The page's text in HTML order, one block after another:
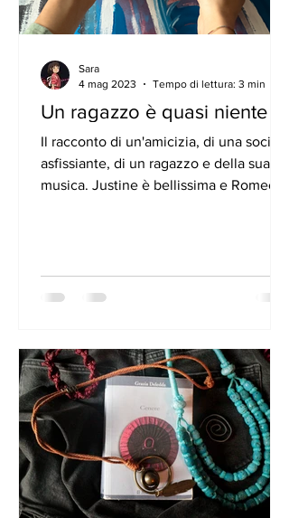
Un ragazzo è quasi niente
Il racconto di un'amicizia, di una società
asfissiante, di un ragazzo e della sua
musica. Justine è bellissima e Romeo lo
Sara
4 mag 2023
Tempo di lettura: 3 min